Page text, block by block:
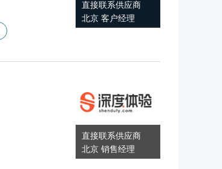
直接联系供应商
北京 客户经理
直接联系供应商
北京 销售经理